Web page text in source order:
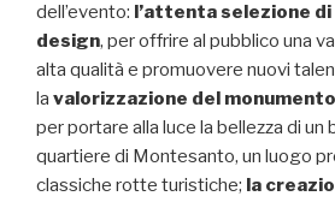
dell’evento: l’attenta selezione
design, per offrire al pubblico una
alta qualità e promuovere nuovi
la valorizzazione del
per portare alla luce la bellezza di un
quartiere di Montesanto, un luogo
classiche rotte turistiche; la